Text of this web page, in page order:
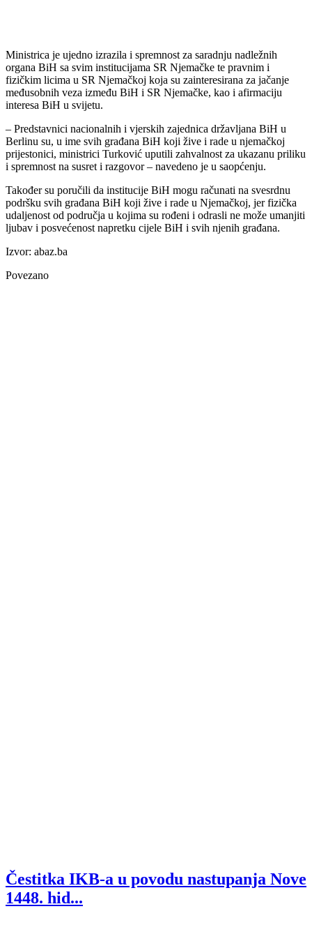
Ministrica je ujedno izrazila i spremnost za saradnju nadležnih
organa BiH sa svim institucijama SR Njemačke te pravnim i
fizičkim licima u SR Njemačkoj koja su zainteresirana za jačanje
međusobnih veza između BiH i SR Njemačke, kao i afirmaciju
interesa BiH u svijetu.
– Predstavnici nacionalnih i vjerskih zajednica državljana BiH u
Berlinu su, u ime svih građana BiH koji žive i rade u njemačkoj
prijestonici, ministrici Turković uputili zahvalnost za ukazanu priliku
i spremnost na susret i razgovor – navedeno je u saopćenju.
Također su poručili da institucije BiH mogu računati na svesrdnu
podršku svih građana BiH koji žive i rade u Njemačkoj, jer fizička
udaljenost od područja u kojima su rođeni i odrasli ne može umanjiti
ljubav i posvećenost napretku cijele BiH i svih njenih građana.
Izvor: abaz.ba
Povezano
Čestitka IKB-a u povodu nastupanja Nove
1448. hid...